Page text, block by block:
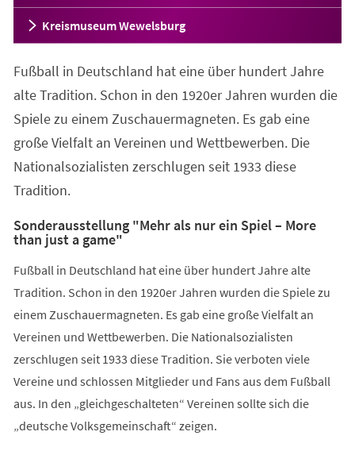
Kreismuseum Wewelsburg
Fußball in Deutschland hat eine über hundert Jahre
alte Tradition. Schon in den 1920er Jahren wurden die
Spiele zu einem Zuschauermagneten. Es gab eine
große Vielfalt an Vereinen und Wettbewerben. Die
Nationalsozialisten zerschlugen seit 1933 diese
Tradition.
Sonderausstellung "Mehr als nur ein Spiel – More
than just a game"
Fußball in Deutschland hat eine über hundert Jahre alte
Tradition. Schon in den 1920er Jahren wurden die Spiele zu
einem Zuschauermagneten. Es gab eine große Vielfalt an
Vereinen und Wettbewerben. Die Nationalsozialisten
zerschlugen seit 1933 diese Tradition. Sie verboten viele
Vereine und schlossen Mitglieder und Fans aus dem Fußball
aus. In den „gleichgeschalteten“ Vereinen sollte sich die
„deutsche Volksgemeinschaft“ zeigen.